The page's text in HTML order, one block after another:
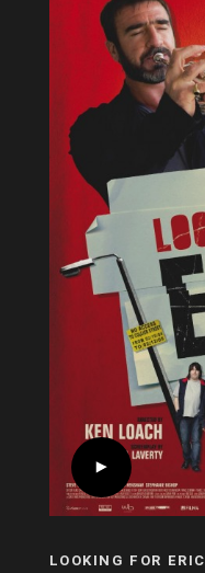
LOOKING FOR ERIC